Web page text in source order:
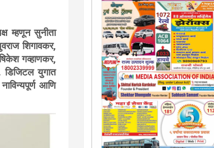
म्हणून सुनीता
शिगावकर,
गव्हाणकर,
​डिजिटल युगात
आणि
कायदेशीर सल्ला देऊ. - आजच
साेनुले-8888207374 या AD सतिश कुंभार
मराठी.. इंग्रजी पेपरला जाहिरात
मराठी इंग्रजी दैनिकासाठी जिल्हा, राज्य
जातील. नवशक्ती, फ्री प्रेस जर्नल साठी
13/213/4 सेल्स , डिमांड नाेटीस
आपली जाहिरात पब्लिश करू. माेबा.